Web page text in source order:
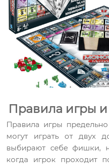
Правила игры
Правила игры
могут играть от двух
выбирают себе фишки,
когда игрок проходит